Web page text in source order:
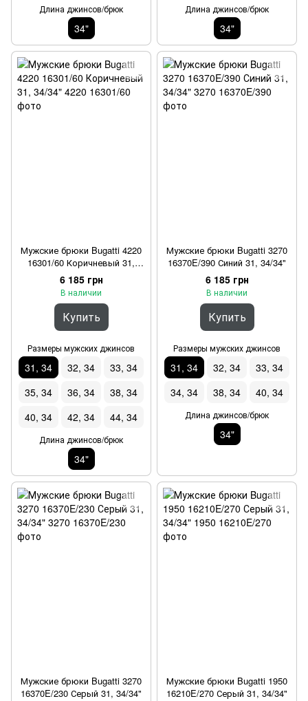
Длина джинсов/брюк
34"
Длина джинсов/брюк
34"
Мужские брюки Bugatti 4220
16301/60 Коричневый 31,
34/34"
6 185 грн
В наличии
Купить
Размеры мужских джинсов
31, 34 32, 34
33, 34
35, 34
36, 34
38, 34
40, 34
42, 34 44, 34
Длина джинсов/брюк
34"
Мужские брюки Bugatti 3270
16370E/390 Синий 31, 34/34"
6 185 грн
В наличии
Купить
Размеры мужских джинсов
31, 34 32, 34
33, 34
34, 34
38, 34 40, 34
Длина джинсов/брюк
34"
Мужские брюки Bugatti 3270
16370E/230 Серый 31, 34/34"
Мужские брюки Bugatti 1950
16210E/270 Серый 31, 34/34"